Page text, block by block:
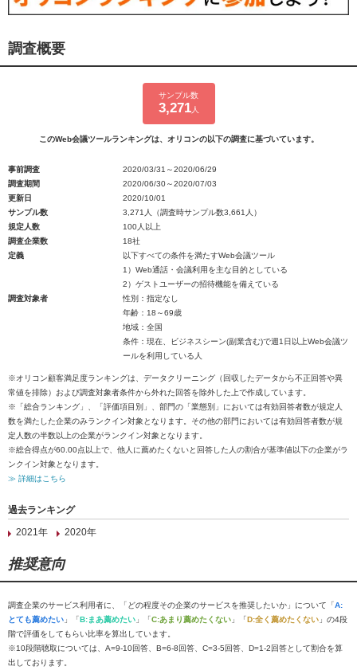
調査概要
サンプル数
3,271人
このWeb会議ツールランキングは、オリコンの以下の調査に基づいています。
事前調査
2020/03/31～2020/06/29
調査期間
2020/06/30～2020/07/03
更新日
2020/10/01
サンプル数
3,271人（調査時サンプル数3,661人）
規定人数
100人以上
調査企業数
18社
定義
以下すべての条件を満たすWeb会議ツール
1）Web通話・会議利用を主な目的としている
2）ゲストユーザーの招待機能を備えている
調査対象者
性別：指定なし
年齢：18～69歳
地域：全国
条件：現在、ビジネスシーン(副業含む)で週1日以上Web会議ツ
ールを利用している人
※オリコン顧客満足度ランキングは、データクリーニング（回収したデータから不正回答や異
常値を排除）および調査対象者条件から外れた回答を除外した上で作成しています。
※「総合ランキング」、「評価項目別」、部門の「業態別」においては有効回答者数が規定人
数を満たした企業のみランクイン対象となります。その他の部門においては有効回答者数が規
定人数の半数以上の企業がランクイン対象となります。
※総合得点が60.00点以上で、他人に薦めたくないと回答した人の割合が基準値以下の企業がラ
ンクイン対象となります。
≫ 詳細はこちら
過去ランキング
2021年
2020年
推奨意向
調査企業のサービス利用者に、「どの程度その企業のサービスを推奨したいか」について「A:
とても薦めたい 」「B:まあ薦めたい 」「C:あまり薦めたくない 」「D:全く薦めたくない 」の4段
階で評価をしてもらい比率を算出しています。
※10段階聴取については、A=9-10回答、B=6-8回答、C=3-5回答、D=1-2回答として割合を算
出しております。